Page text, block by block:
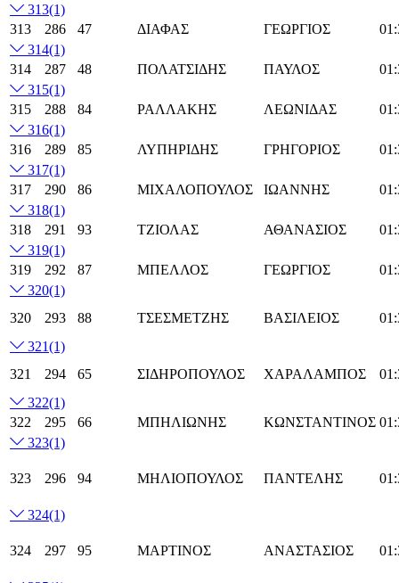
313(1)
313
286 47 ΔΙΑΦΑΣ ΓΕΩΡΓΙΟΣ
314(1)
314
287 48 ΠΟΛΑΤΣΙΔΗΣ ΠΑΥΛΟΣ
315(1)
315
288 84 ΡΑΛΛΑΚΗΣ ΛΕΩΝΙΔΑΣ
316(1)
316
289 85 ΛΥΠΗΡΙΔΗΣ ΓΡΗΓΟΡΙΟΣ
317(1)
317
290 86 ΜΙΧΑΛΟΠΟΥΛΟΣ ΙΩΑΝΝΗΣ
318(1)
318
291 93 ΤΖΙΟΛΑΣ ΑΘΑΝΑΣΙΟΣ
319(1)
319
292 87 ΜΠΕΛΛΟΣ ΓΕΩΡΓΙΟΣ
320(1)
320
293 88 ΤΣΕΣΜΕΤΖΗΣ ΒΑΣΙΛΕΙΟΣ
321(1)
321
294 65 ΣΙΔΗΡΟΠΟΥΛΟΣ ΧΑΡΑΛΑΜΠΟΣ
322(1)
322
295 66 ΜΠΗΛΙΩΝΗΣ ΚΩΝΣΤΑΝΤΙΝΟΣ
323(1)
323 296 94 ΜΗΛΙΟΠΟΥΛΟΣ ΠΑΝΤΕΛΗΣ
324(1)
324 297 95 ΜΑΡΤΙΝΟΣ ΑΝΑΣΤΑΣΙΟΣ